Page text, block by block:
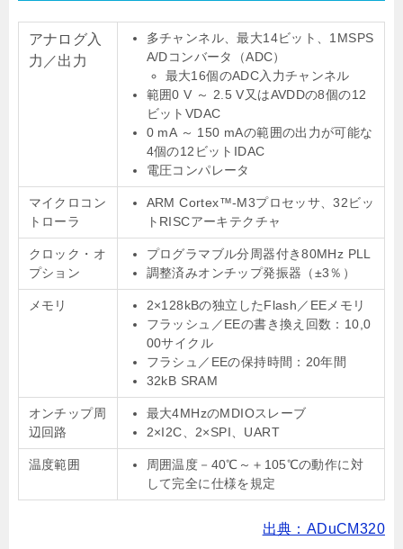
アナログ入
力／出力
多チャンネル、最大14ビット、1MSPS
A/Dコンバータ（ADC）
最大16個のADC入力チャンネル
範囲0 V ～ 2.5 V又はAVDDの8個の12
ビットVDAC
0 mA ～ 150 mAの範囲の出力が可能な
4個の12ビットIDAC
電圧コンパレータ
マイクロコン
トローラ
ARM Cortex™-M3プロセッサ、32ビッ
トRISCアーキテクチャ
クロック・オ
プション
プログラマブル分周器付き80MHz PLL
調整済みオンチップ発振器（±3％）
メモリ
2×128kBの独立したFlash／EEメモリ
フラッシュ／EEの書き換え回数：10,0
00サイクル
フラシュ／EEの保持時間：20年間
32kB SRAM
オンチップ周
辺回路
最大4MHzのMDIOスレーブ
2×I2C、2×SPI、UART
温度範囲
周囲温度－40℃～＋105℃の動作に対
して完全に仕様を規定
出典：ADuCM320